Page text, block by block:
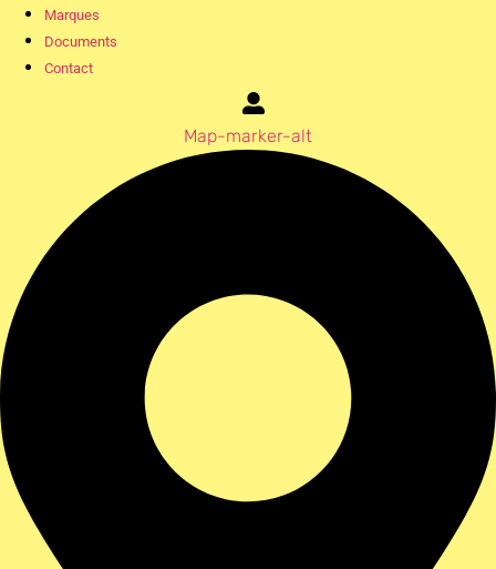
Marques
Documents
Contact
Map-marker-alt